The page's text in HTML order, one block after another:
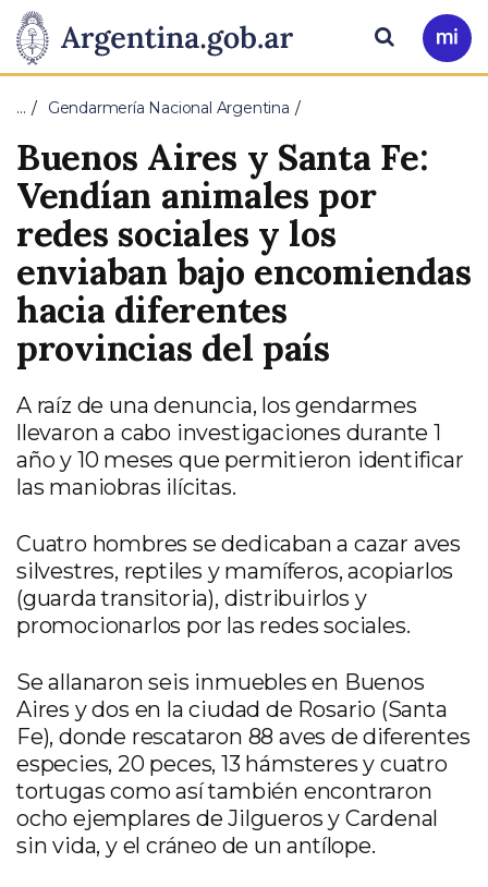
Presidencia
de
la
Nación
Pasar al contenido principal
Ir
a
Buscar
… Gendarmería Nacional Argentina
Buenos Aires y Santa Fe:
Vendían animales por
redes sociales y los
enviaban bajo encomiendas
hacia diferentes
provincias del país
A raíz de una denuncia, los gendarmes
llevaron a cabo investigaciones durante 1
año y 10 meses que permitieron identificar
las maniobras ilícitas.
Cuatro hombres se dedicaban a cazar aves
silvestres, reptiles y mamíferos, acopiarlos
(guarda transitoria), distribuirlos y
promocionarlos por las redes sociales.
Se allanaron seis inmuebles en Buenos
Aires y dos en la ciudad de Rosario (Santa
Fe), donde rescataron 88 aves de diferentes
especies, 20 peces, 13 hámsteres y cuatro
tortugas como así también encontraron
ocho ejemplares de Jilgueros y Cardenal
sin vida, y el cráneo de un antílope.